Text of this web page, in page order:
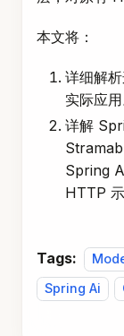
本文将：
详细解
实际应用
详解
Spring
HTTP 示
Tags:
Spring Ai